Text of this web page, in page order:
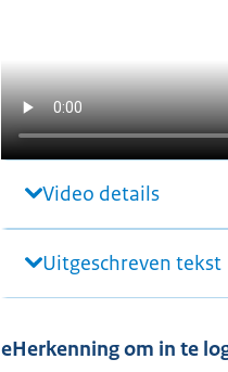
Video details
Uitgeschreven tekst
eHerkenning om in te